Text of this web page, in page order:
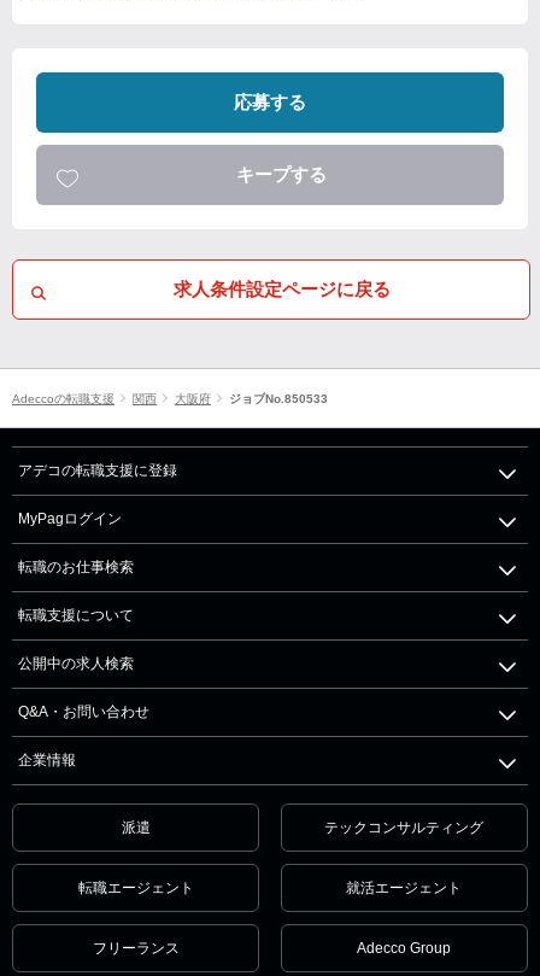
応募する
キープする
求人条件設定ページに戻る
Adeccoの転職支援 関西 大阪府 ジョブNo.850533
アデコの転職支援に登録
MyPagログイン
転職のお仕事検索
転職支援について
公開中の求人検索
Q&A・お問い合わせ
企業情報
派遣 テックコンサルティング
転職エージェント 就活エージェント
フリーランス Adecco Group